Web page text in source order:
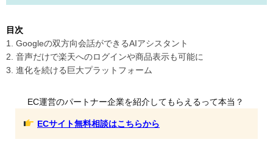
目次
1. Googleの双方向会話ができるAIアシスタント
2. 音声だけで楽天へのログインや商品表示も可能に
3. 進化を続ける巨大プラットフォーム
EC運営のパートナー企業を紹介してもらえるって本当？
ECサイト無料相談はこちらから